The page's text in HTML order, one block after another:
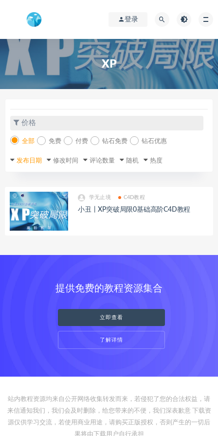
登录
XP
价格
全部 免费 付费 钻石免费 钻石优惠
发布日期 修改时间 评论数量 随机 热度
学无止境 C4D教程
小丑丨XP突破局限0基础高阶C4D教程
提供免费的教程资源集合
立即查看
了解详情
站内教程资源均来自公开网络收集转发而来，若侵犯了您的合法权益，请
来信通知我们，我们会及时删除，给您带来的不便，我们深表歉意 下载资
源仅供学习交流，若使用商业用途，请购买正版授权，否则产生的一切后
果将由下载用户自行承担